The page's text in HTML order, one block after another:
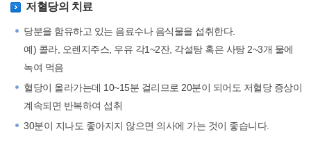
저혈당의 치료
당분을 함유하고 있는 음료수나 음식물을 섭취한다.
예) 콜라, 오렌지주스, 우유 각1~2잔, 각설탕 혹은 사탕 2~3개 물에
녹여 먹음
혈당이 올라가는데 10~15분 걸리므로 20분이 되어도 저혈당 증상이
계속되면 반복하여 섭취
30분이 지나도 좋아지지 않으면 의사에 가는 것이 좋습니다.